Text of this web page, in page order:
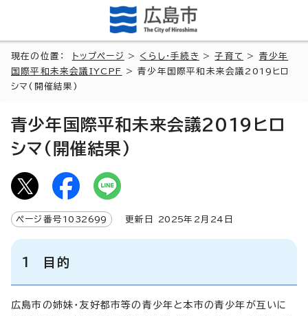
現在の位置： トップページ > くらし・手続き >子育て > 青少年
国際平和未来会議IYCPF
> 青少年国際平和未来会議2019ヒロ
シマ(開催結果)
青少年国際平和未来会議2019ヒロ
シマ(開催結果)
ページ番号 1032699 更新日 2025年2月 24 日
1 目的
広島市の姉妹・友好都市等の青少年と本市の青少年が互いに